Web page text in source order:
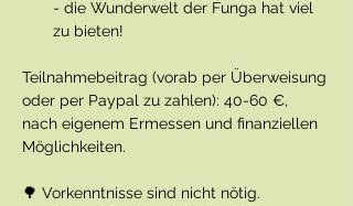
- die Wunderwelt der Funga hat viel
zu bieten!
Teilnahmebeitrag (vorab per Überweisung
oder per Paypal zu zahlen): 40-60 €,
nach eigenem Ermessen und finanziellen
Möglichkeiten.
🌳 Vorkenntnisse sind nicht nötig.